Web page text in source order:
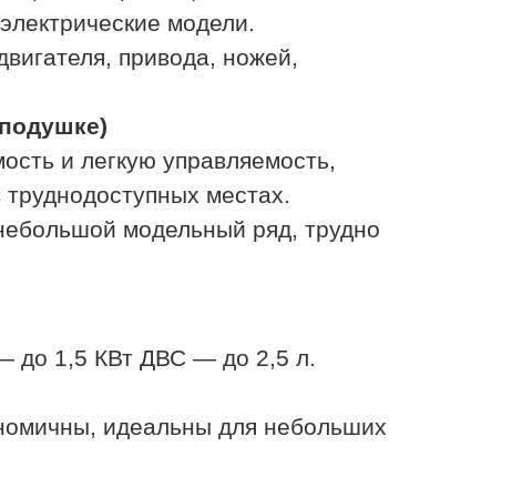
модели.
привода, ножей,
и легкую управляемость,
в труднодоступных местах.
модельный ряд, трудно
до 1,5 КВт ДВС — до 2,5 л.
идеальны для небольших